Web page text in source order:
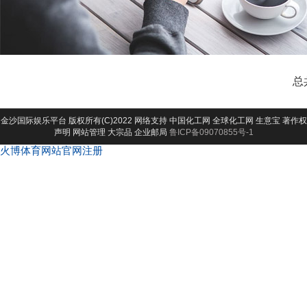
总
金沙国际娱乐平台 版权所有(C)2022 网络支持 中国化工网 全球化工网 生意宝 著作权
声明 网站管理 大宗品 企业邮局 鲁ICP备09070855号-1
火博体育网站官网注册